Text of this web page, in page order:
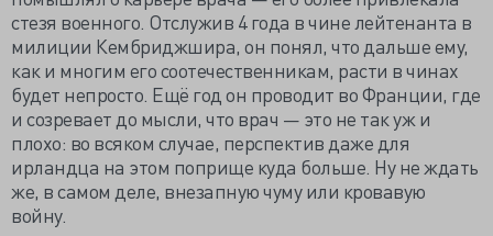
стезя военного. Отслужив 4 года в чине лейтенанта в
милиции Кембриджшира, он понял, что дальше ему,
как и многим его соотечественникам, расти в чинах
будет непросто. Ещё год он проводит во Франции, где
и созревает до мысли, что врач — это не так уж и
плохо: во всяком случае, перспектив даже для
ирландца на этом поприще куда больше. Ну не ждать
же, в самом деле, внезапную чуму или кровавую
войну.